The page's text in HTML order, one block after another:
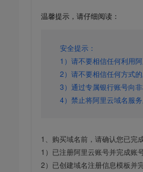
温馨提示，请仔细阅读：
安全提示：
1）请不要相信任何利用
2）请不要相信任何方式
3）通过专属银行账号向
4）禁止将阿里云域名服
1、购买域名前，请确认您已完
1）已注册阿里云账号并完成账
2）已创建域名注册信息模板并